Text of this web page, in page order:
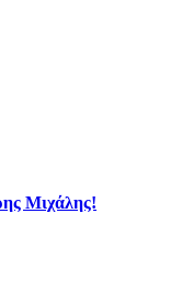
Μιχάλης!